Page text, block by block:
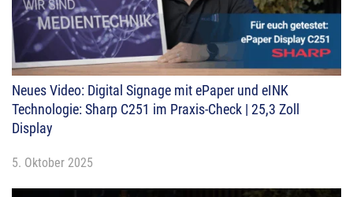
Neues Video: Digital Signage mit ePaper und eINK
Technologie: Sharp C251 im Praxis-Check | 25,3 Zoll
Display
5. Oktober 2025